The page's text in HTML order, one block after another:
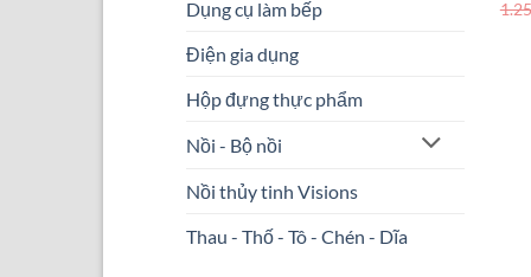
Dụng cụ làm bếp
Điện gia dụng
Hộp đựng thực phẩm
Nồi - Bộ nồi
Nồi thủy tinh Visions
Thau - Thố - Tô - Chén - Dĩa